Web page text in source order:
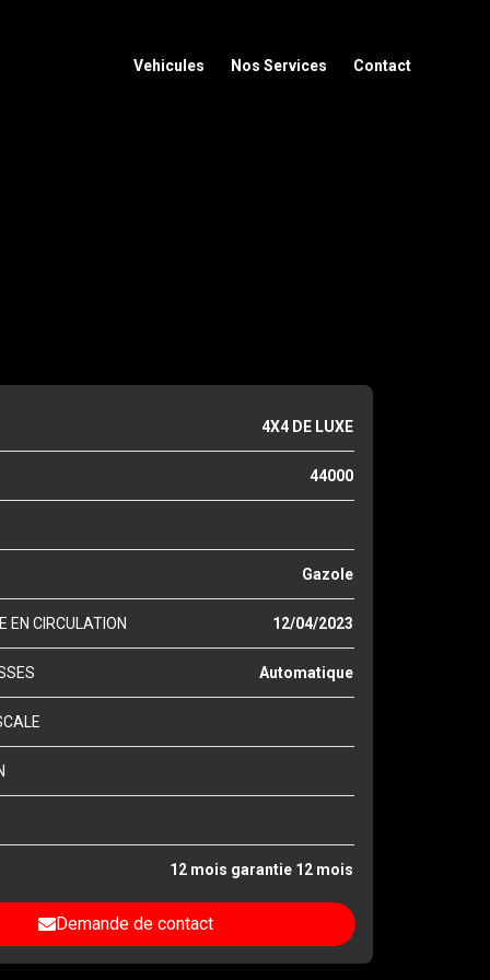
Vehicules Nos Services Contact
4X4 DE LUXE
44000
Gazole
EN CIRCULATION 12/04/2023
Automatique
12 mois garantie 12 mois
Demande de contact